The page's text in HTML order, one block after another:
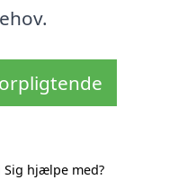
Sig hjælpe med?